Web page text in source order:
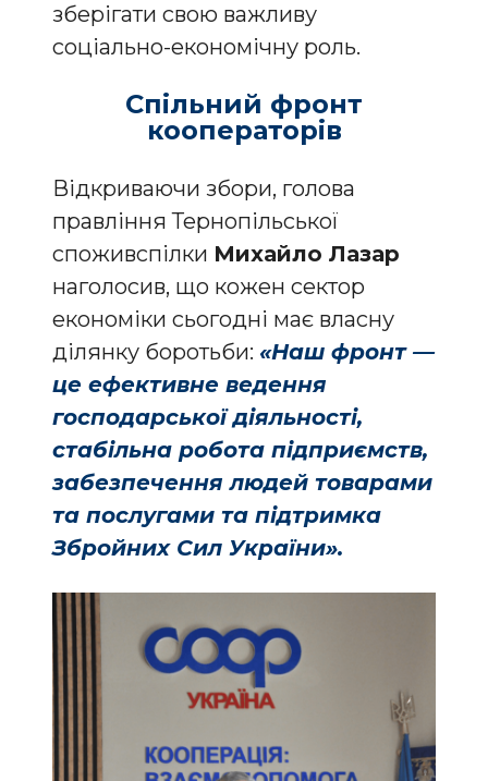
зберігати свою важливу
соціально-економічну роль.
Спільний фронт
кооператорів
Відкриваючи збори, голова
правління Тернопільської
споживспілки Михайло Лазар
наголосив, що кожен сектор
економіки сьогодні має власну
ділянку боротьби: «Наш фронт —
це ефективне ведення
господарської діяльності,
стабільна робота підприємств,
забезпечення людей товарами
та послугами та підтримка
Збройних Сил України».